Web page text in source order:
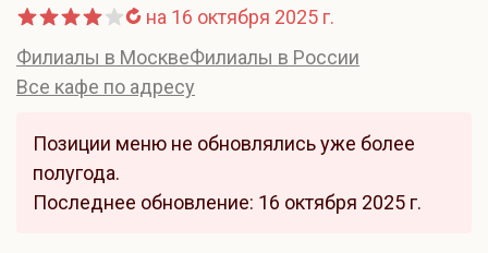
на 16 октября 2025 г.
Филиалы в МосквеФилиалы в России
Все кафе по адресу
Позиции меню не обновлялись уже более
полугода.
Последнее обновление: 16 октября 2025 г.